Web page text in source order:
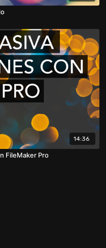
14:36
FileMaker Pro